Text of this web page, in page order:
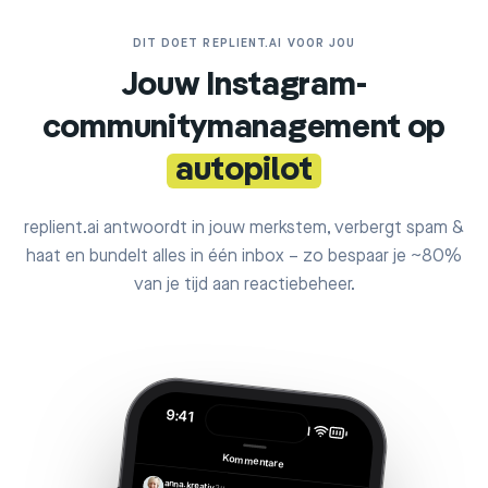
DIT DOET REPLIENT.AI VOOR JOU
Jouw Instagram-
communitymanagement op
autopilot
replient.ai antwoordt in jouw merkstem, verbergt spam &
haat en bundelt alles in één inbox – zo bespaar je ~80%
van je tijd aan reactiebeheer.
9:41
Kommentare